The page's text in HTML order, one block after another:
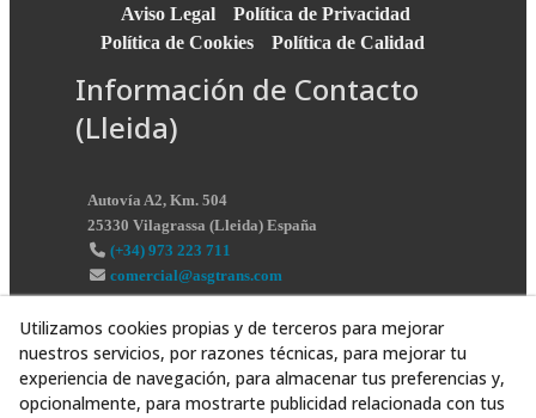
Aviso Legal
Política de Privacidad
Política de Cookies
Política de Calidad
Información de Contacto
(Lleida)
Autovía A2, Km. 504
25330 Vilagrassa (Lleida) España
(+34) 973 223 711
comercial@asgtrans.com
Utilizamos cookies propias y de terceros para mejorar
nuestros servicios, por razones técnicas, para mejorar tu
experiencia de navegación, para almacenar tus preferencias y,
opcionalmente, para mostrarte publicidad relacionada con tus